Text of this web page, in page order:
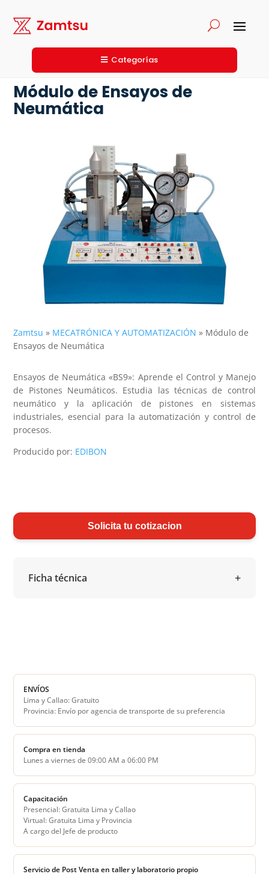
Categorías
Zamtsu » MECATRÓNICA Y AUTOMATIZACIÓN » Módulo de
Ensayos de Neumática
Módulo de Ensayos de
Neumática
Ensayos de Neumática «BS9»: Aprende el Control y Manejo
de Pistones Neumáticos. Estudia las técnicas de control
neumático y la aplicación de pistones en sistemas
industriales, esencial para la automatización y control de
procesos.
Producido por: EDIBON
Solicita tu cotizacion
Ficha técnica
ENVÍOS
Lima y Callao: Gratuito
Provincia: Envío por agencia de transporte de su preferencia
Compra en tienda
Lunes a viernes de 09:00 AM a 06:00 PM
Capacitación
Presencial: Gratuita Lima y Callao
Virtual: Gratuita Lima y Provincia
A cargo del Jefe de producto
Servicio de Post Venta en taller y laboratorio propio